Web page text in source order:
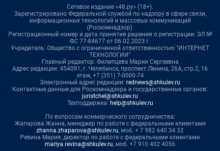
Сетевое издание «48.ру» (18+).
Зарегистрировано Федеральной службой по надзору в сфере связи,
информационных технологий и массовых коммуникаций
(Роскомнадзор).
Регистрационный номер и дата принятия решения о регистрации: ЭЛ №
ФС 77-84677 от 06.02.2023 г.
Учредитель: Общество с ограниченной ответственностью "ИНТЕРНЕТ
ТЕХНОЛОГИИ"
Главный редактор: Филипцева Мария Сергеевна
Адрес редакции: 454091, г. Челябинск, проспект Ленина, 26А, стр.2, 16
этаж, +7 (351) 7-0000-74
Электронный адрес редакции: rednews@shkulev.ru
Контактные данные для Роскомнадзора и государственных органов:
juristchel@shkulev.ru
Техподдержка: help@shkulev.ru
По вопросам коммерческого сотрудничества:
Жапарова Жанна, менеджер по работе с федеральными клиентами
zhanna.zhaparova@shkulev.ru, моб. + 7 982 640 34 32
Ревина Мария, директор по работе с федеральными клиентами
mariya.revina@shkulev.ru, моб. +7 910 402 4056